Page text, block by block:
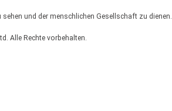
und der menschlichen Gesellschaft zu dienen.
Alle Rechte vorbehalten.